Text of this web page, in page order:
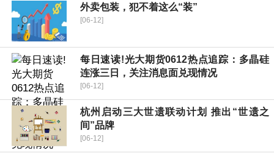
外卖包装，犯不着这么“装”
[06-12]
每日速读!光大期货0612热点追踪：多晶硅
连涨三日，关注消息面兑现情况
[06-12]
杭州启动三大世遗联动计划 推出“世遗之
间”品牌
[06-12]